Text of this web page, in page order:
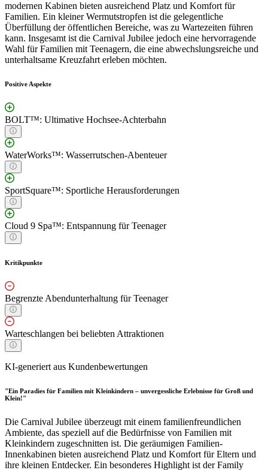
modernen Kabinen bieten ausreichend Platz und Komfort für
Familien. Ein kleiner Wermutstropfen ist die gelegentliche
Überfüllung der öffentlichen Bereiche, was zu Wartezeiten führen
kann. Insgesamt ist die Carnival Jubilee jedoch eine hervorragende
Wahl für Familien mit Teenagern, die eine abwechslungsreiche und
unterhaltsame Kreuzfahrt erleben möchten.
Positive Aspekte
BOLT™: Ultimative Hochsee-Achterbahn
WaterWorks™: Wasserrutschen-Abenteuer
SportSquare™: Sportliche Herausforderungen
Cloud 9 Spa™: Entspannung für Teenager
Kritikpunkte
Begrenzte Abendunterhaltung für Teenager
Warteschlangen bei beliebten Attraktionen
KI-generiert aus Kundenbewertungen
"Ein Paradies für Familien mit Kleinkindern – unvergessliche Erlebnisse für Groß und
Klein!"
Die Carnival Jubilee überzeugt mit einem familienfreundlichen
Ambiente, das speziell auf die Bedürfnisse von Familien mit
Kleinkindern zugeschnitten ist. Die geräumigen Familien-
Innenkabinen bieten ausreichend Platz und Komfort für Eltern und
ihre kleinen Entdecker. Ein besonderes Highlight ist der Family